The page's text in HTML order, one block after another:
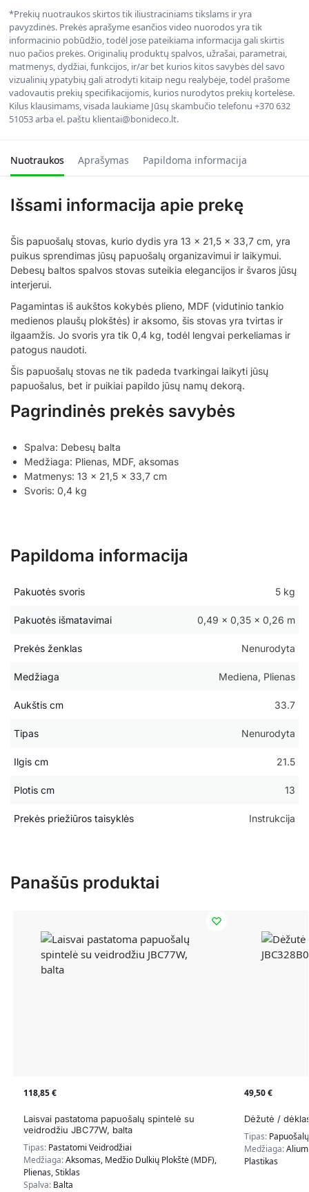
*Prekių nuotraukos skirtos tik iliustraciniams tikslams ir yra
pavyzdinės. Prekės aprašyme esančios video nuorodos yra tik
informacinio pobūdžio, todėl jose pateikiama informacija gali skirtis
nuo pačios prekės. Originalių produktų spalvos, užrašai, parametrai,
matmenys, dydžiai, funkcijos, ir/ar bet kurios kitos savybės dėl savo
vizualinių ypatybių gali atrodyti kitaip negu realybėje, todėl prašome
vadovautis prekių specifikacijomis, kurios nurodytos prekių kortelėse.
Kilus klausimams, visada laukiame Jūsų skambučio telefonu +370 632
51053 arba el. paštu klientai@bonideco.lt.
Nuotraukos Aprašymas Papildoma informacija
Išsami informacija apie prekę
Šis papuošalų stovas, kurio dydis yra 13 x 21,5 x 33,7 cm, yra
puikus sprendimas jūsų papuošalų organizavimui ir laikymui.
Debesų baltos spalvos stovas suteikia elegancijos ir švaros jūsų
interjerui.
Pagamintas iš aukštos kokybės plieno, MDF (vidutinio tankio
medienos plaušų plokštės) ir aksomo, šis stovas yra tvirtas ir
ilgaamžis. Jo svoris yra tik 0,4 kg, todėl lengvai perkeliamas ir
patogus naudoti.
Šis papuošalų stovas ne tik padeda tvarkingai laikyti jūsų
papuošalus, bet ir puikiai papildo jūsų namų dekorą.
Pagrindinės prekės savybės
Spalva: Debesų balta
Medžiaga: Plienas, MDF, aksomas
Matmenys: 13 x 21,5 x 33,7 cm
Svoris: 0,4 kg
Papildoma informacija
Pakuotės svoris 5 kg
Pakuotės išmatavimai 0,49 × 0,35 × 0,26 m
Prekės ženklas Nenurodyta
Medžiaga Mediena, Plienas
Aukštis cm 33.7
Tipas Nenurodyta
Ilgis cm 21.5
Plotis cm 13
Prekės priežiūros taisyklės Instrukcija
Panašūs produktai
118,85€
Laisvai pastatoma papuošalų spintelė su
veidrodžiu JBC77W, balta
Tipas: Pastatomi Veidrodžiai
Medžiaga:Aksomas, Medžio Dulkių Plokštė (MDF),
Plienas, Stiklas
Spalva: Balta
49,50€
Dėžutė /
Tipas:
Medžiaga:
Plastikas